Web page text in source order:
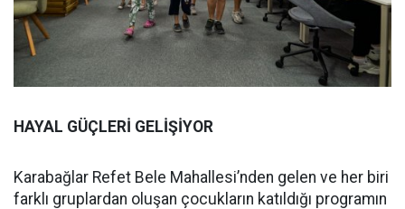
HAYAL GÜÇLERİ GELİŞİYOR
Karabağlar Refet Bele Mahallesi’nden gelen ve her biri
farklı gruplardan oluşan çocukların katıldığı programın